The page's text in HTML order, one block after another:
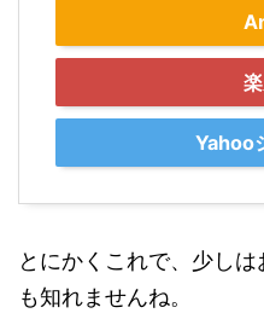
Yahoo
とにかくこれで、少し
も知れませんね。